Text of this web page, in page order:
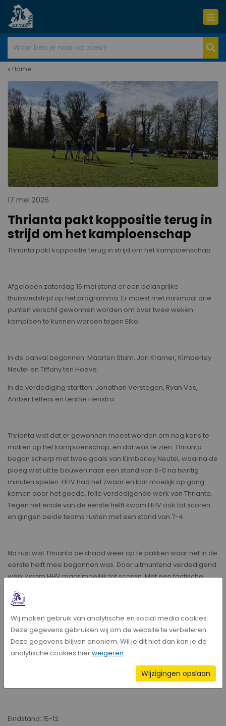
Home
17 mei 2026
Thrianta pakt koppositie terug in
strijd om het kampioenschap
Thrianta pakt koppositie terug in strijd om het kampioenschap
Afgelopen zaterdag 16 mei stond er een belangrijke
thuiswedstrijd op het programma. Er moest met minimaal drie
punten verschil gewonnen worden om over twee weken
kampioen te kunnen worden tegen Elko.
In de aanval begonnen: Maarten Stam, Jari Kramer, Kimberley
Neutel en Tiffany ten Hoeve.
In de verdediging startten: Jonathan Verstegen, Ryan Vos,
Amber Leffers en Lenthe Henstra.
Thrianta wist dat er gewonnen moest worden om nog kans te
maken op het kampioenschap, en dat was te zien. Thrianta
begon scherp met twee goals van Kimberley Neutel, waarna de
ploeg wist uit te bouwen naar een stand van 6-0 na twintig
minuten spelen. HHV had het zwaar en kon moeilijk op gang
komen door het goede, felle verdedigende werk van Thrianta.
Tegen het einde van de eerste helft kwam HHV ook tot scoren
en gingen beide teams rusten met een stand van 7-4.
Na rust wist Thrianta de draad weer op te pakken waar het in de
eerste helft mee begonnen was. Door uitmuntend verdedigend
werk kwam HHV maar moeilijk tot scoren. Met een tactische
zichzelf in voor Jonathan Verstegen. Dat leverde direct twee
Met nog ruim tien minuten te spelen moest Thrianta de wedstrijd
zien binnen te slepen. Dankzij sterk verdedigend werk en veel
rust in de aanval wist Thrianta de wedstrijd gecontroleerd uit te
Eindstand: 15-12
Wij maken gebruik van analytische en social media cookies.
Deze gegevens gebruiken wij om de website te verbeteren.
Deze gegevens blijven anoniem. Wil je dit niet dan kan je de
analytische cookies hierweigeren
Wijzigingen opslaan